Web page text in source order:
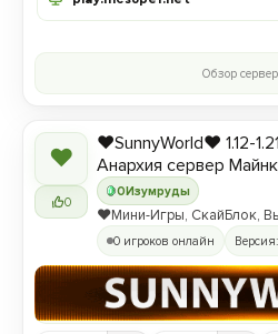
Обзор
❤
0
0Изумруды
❤️SunnyWorld❤️ 1.12-
Анархия сервер
❤️Мини-Игры, СкайБлок,
0 игроков онлайн